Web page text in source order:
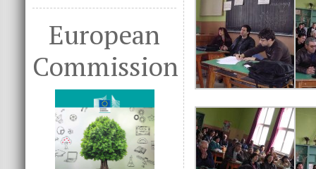
European
Commission